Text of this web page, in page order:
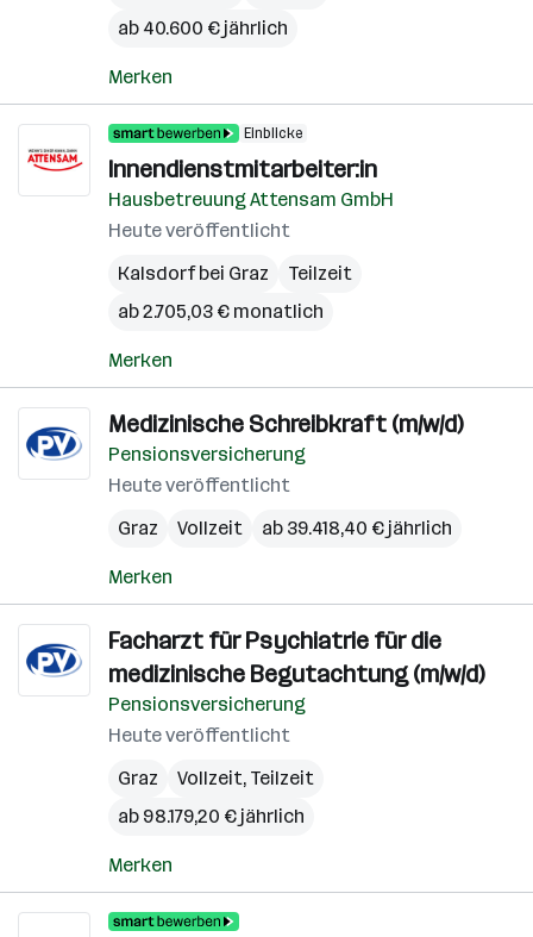
ab 40.600 € jährlich
Merken
Einblicke
Innendienstmitarbeiter:in
Hausbetreuung Attensam GmbH
Heute veröffentlicht
Kalsdorf bei Graz
Teilzeit
ab 2.705,03 € monatlich
Merken
Medizinische Schreibkraft (m/w/d)
Pensionsversicherung
Heute veröffentlicht
Graz
Vollzeit ab 39.418,40 € jährlich
Merken
Facharzt für Psychiatrie für die
medizinische Begutachtung (m/w/d)
Pensionsversicherung
Heute veröffentlicht
Graz
Vollzeit, Teilzeit
ab 98.179,20 € jährlich
Merken